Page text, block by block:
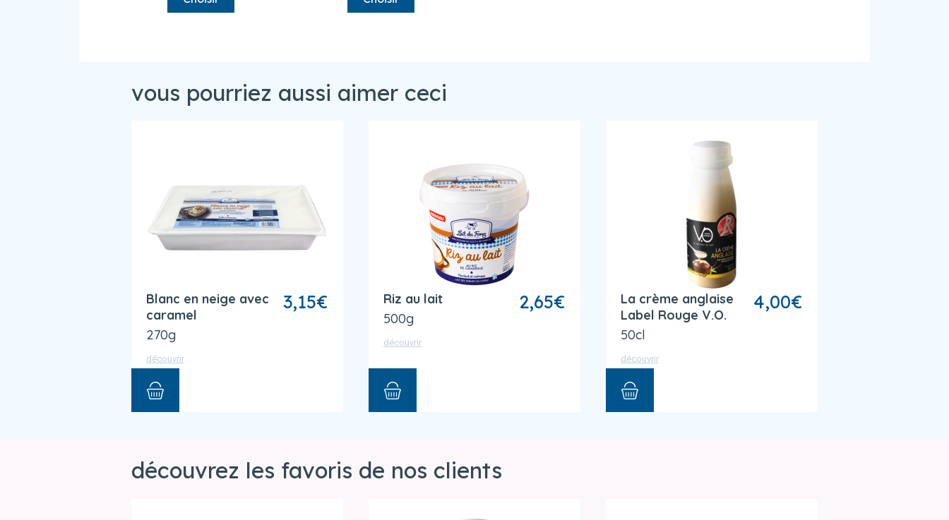
vous pourriez aussi aimer ceci
3,15€
Blanc en neige avec
caramel
270g
découvrir
2,65€
Riz au lait
500g
découvrir
4,00€
La crème anglaise
Label Rouge V.O.
50cl
découvrir
découvrez les favoris de nos clients